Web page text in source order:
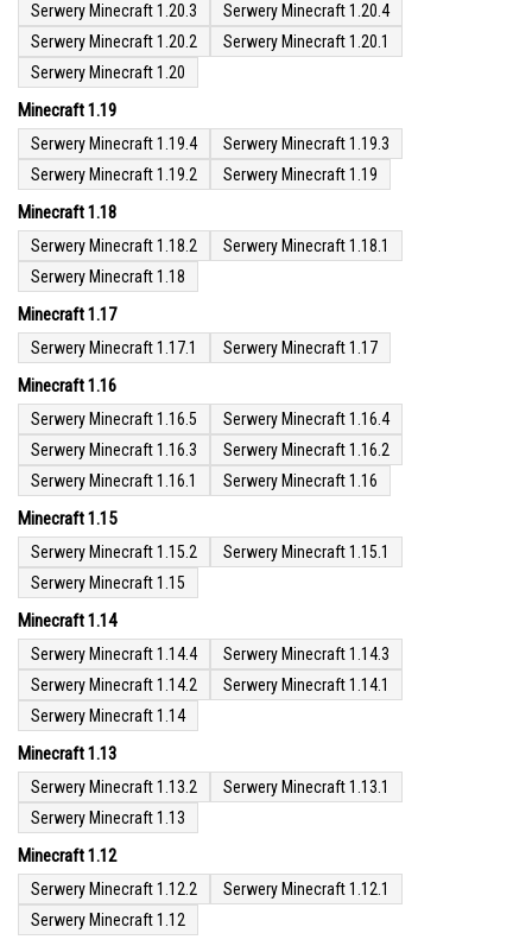
Serwery Minecraft 1.20.3
Serwery Minecraft 1.20.4
Serwery Minecraft 1.20.2
Serwery Minecraft 1.20.1
Serwery Minecraft 1.20
Minecraft 1.19
Serwery Minecraft 1.19.4
Serwery Minecraft 1.19.3
Serwery Minecraft 1.19.2
Serwery Minecraft 1.19
Minecraft 1.18
Serwery Minecraft 1.18.2
Serwery Minecraft 1.18.1
Serwery Minecraft 1.18
Minecraft 1.17
Serwery Minecraft 1.17.1 Serwery Minecraft 1.17
Minecraft 1.16
Serwery Minecraft 1.16.5
Serwery Minecraft 1.16.4
Serwery Minecraft 1.16.3
Serwery Minecraft 1.16.2
Serwery Minecraft 1.16.1
Serwery Minecraft 1.16
Minecraft 1.15
Serwery Minecraft 1.15.2
Serwery Minecraft 1.15.1
Serwery Minecraft 1.15
Minecraft 1.14
Serwery Minecraft 1.14.4
Serwery Minecraft 1.14.3
Serwery Minecraft 1.14.2
Serwery Minecraft 1.14.1
Serwery Minecraft 1.14
Minecraft 1.13
Serwery Minecraft 1.13.2
Serwery Minecraft 1.13.1
Serwery Minecraft 1.13
Minecraft 1.12
Serwery Minecraft 1.12.2
Serwery Minecraft 1.12.1
Serwery Minecraft 1.12